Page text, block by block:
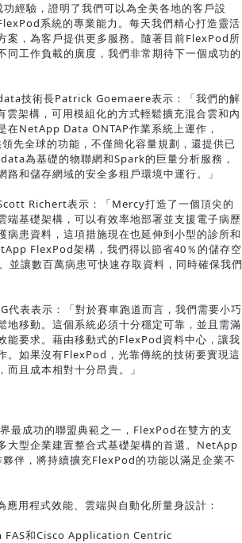
經驗，證明了我們可以為全美各地的客戶設
系統的專業能力。每天我們精心打造靈活
案，為客戶提供更多服務。隨著目前FlexPod所
同工作負載的廣度，我們非常期待下一個成功的
技術長Patrick Goemaere表示：「我們的解
架構，可用模組化的方式輕鬆擴充混合雲和內
在NetApp Data ONTAP作業系統上運作，
先全球的功能，不僅簡化容量規劃，還提供已
為基礎的物聯網和Spark的巨量分析服務，
路和儲存網域的安全多租戶環境中運行。」
Richert表示：「Mercy打造了一個頂尖的
端基礎架構，可以有效率地部署並支援電子病歷
病患資料，這項措施現在也延伸到小型的診所和
FlexPod架構，我們得以節省40％的儲存空
並讓數百萬病患可快速存取資料，同時確保我們
表表示：「對於賽車跑道而言，我們需要小巧
地移動。這個系統必須十分穩定可靠，並且需滿
能要求。藉由移動式的FlexPod資料中心，讓我
。如果沒有FlexPod，光靠傳統的技術要實現這
而且成本相對十分昂貴。」
最成功的聯盟典範之一，FlexPod在雙方的支
大型企業建置整合式基礎架構的首選。NetApp
伴，將持續擴充FlexPod的功能以滿足企業不
用程式效能、雲端與自動化所量身設計：
FAS和Cisco Application Centric